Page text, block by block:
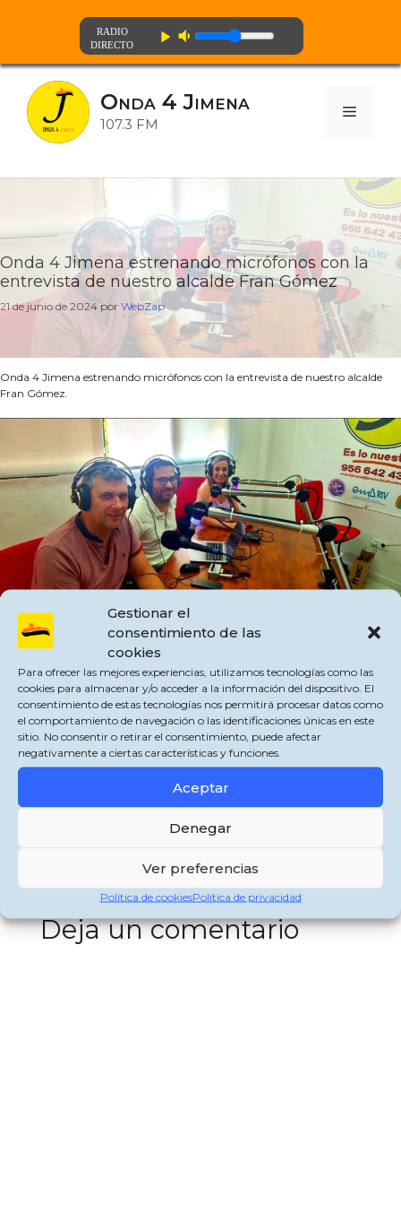
Gestionar el
consentimiento de las
cookies
Para ofrecer las mejores experiencias, utilizamos tecnologías como las
cookies para almacenar y/o acceder a la información del dispositivo. El
consentimiento de estas tecnologías nos permitirá procesar datos como
el comportamiento de navegación o las identificaciones únicas en este
sitio. No consentir o retirar el consentimiento, puede afectar
negativamente a ciertas características y funciones.
Aceptar
Denegar
Ver preferencias
Política de cookiesPolítica de privacidad
Saltar
contenido
play_arrow volume_down
Onda 4 Jimena
107.3 FM
Menú
Onda 4 Jimena estrenando micrófonos con la
entrevista de nuestro alcalde Fran Gómez
21 de junio de 2024 por WebZap
Onda 4 Jimena estrenando micrófonos con la entrevista de nuestro alcalde
Fran Gómez.
Nos informa de los eventos y avances para este verano 2024 en Jimena,la
entrevistaen nuestro
Comparte esto:
X Facebook WhatsApp
Categorías
LA POLICÍA LOCAL PROCEDE A LA RETIRADA DE VEHÍCULOS EN
ESTADO DE ABANDONO Y SEGUIMIENTO DE DISCIPLINA URBANÍSTICA
CENA – CONVIVENCIA EN LA FERIA DE SAN PABLO
Deja un comentario